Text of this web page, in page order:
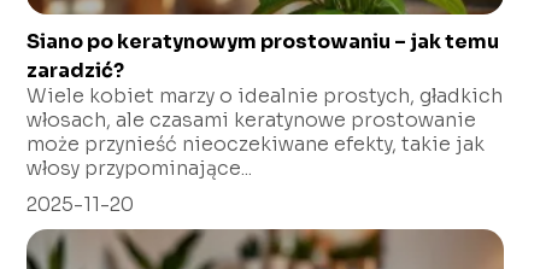
Siano po keratynowym prostowaniu – jak temu
zaradzić?
Wiele kobiet marzy o idealnie prostych, gładkich
włosach, ale czasami keratynowe prostowanie
może przynieść nieoczekiwane efekty, takie jak
włosy przypominające...
2025-11-20